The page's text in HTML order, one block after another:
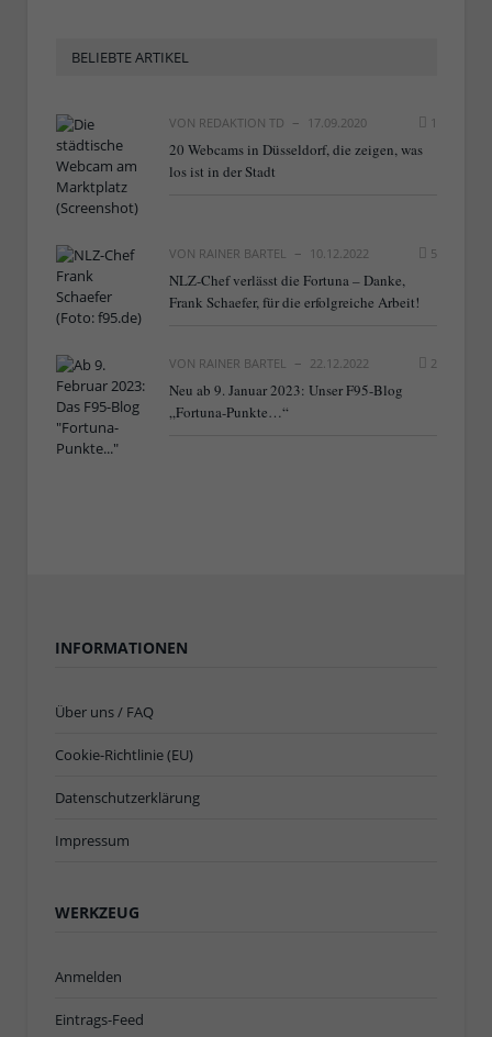
BELIEBTE ARTIKEL
VON REDAKTION TD 17.09.2020 1
20 Webcams in Düsseldorf, die zeigen, was
los ist in der Stadt
VON RAINER BARTEL 10.12.2022 5
NLZ-Chef verlässt die Fortuna – Danke,
Frank Schaefer, für die erfolgreiche Arbeit!
VON RAINER BARTEL 22.12.2022 2
Neu ab 9. Januar 2023: Unser F95-Blog
„Fortuna-Punkte…“
INFORMATIONEN
Über uns / FAQ
Cookie-Richtlinie (EU)
Datenschutzerklärung
Impressum
WERKZEUG
Anmelden
Eintrags-Feed